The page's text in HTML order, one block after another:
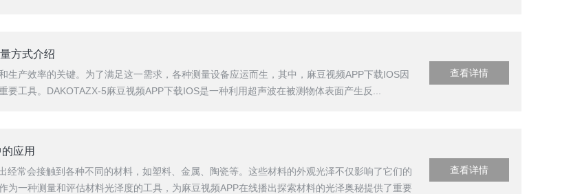
方式介绍
生产效率的关键。为了满足这一需求，各种测量设备应运而生，其中，麻豆视频APP下载IOS因
工具。DAKOTAZX-5麻豆视频APP下载IOS是一种利用超声波在被测物体表面产生反...
查看详情
应用
经常会接触到各种不同的材料，如塑料、金属、陶瓷等。这些材料的外观光泽不仅影响了它们的
为一种测量和评估材料光泽度的工具，为麻豆视频APP在线播出探索材料的光泽奥秘提供了重要
查看详情